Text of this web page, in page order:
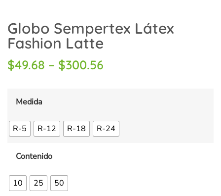
Globo Sempertex Látex
Fashion Latte
$49.68 – $300.56
Medida
R-5 R-12 R-18 R-24
Contenido
10 25 50